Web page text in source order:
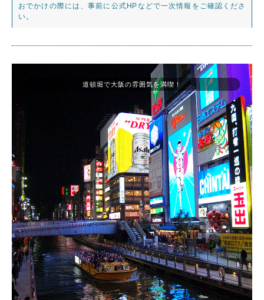
おでかけの際には、事前に公式HPなどで一次情報をご確認くださ
い。
道頓堀で大阪の雰囲気を満喫！